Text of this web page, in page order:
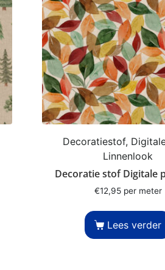
Decoratiestof,
Linnenlook
Decoratie stof Digitale
€12,95 per meter
Lees verder